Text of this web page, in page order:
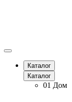
Каталог
Каталог
01 Дом